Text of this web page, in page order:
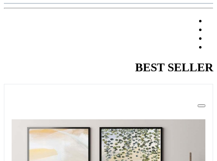
BEST SELLER